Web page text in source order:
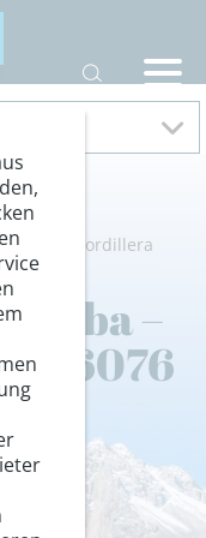
Cordillera
–
6076